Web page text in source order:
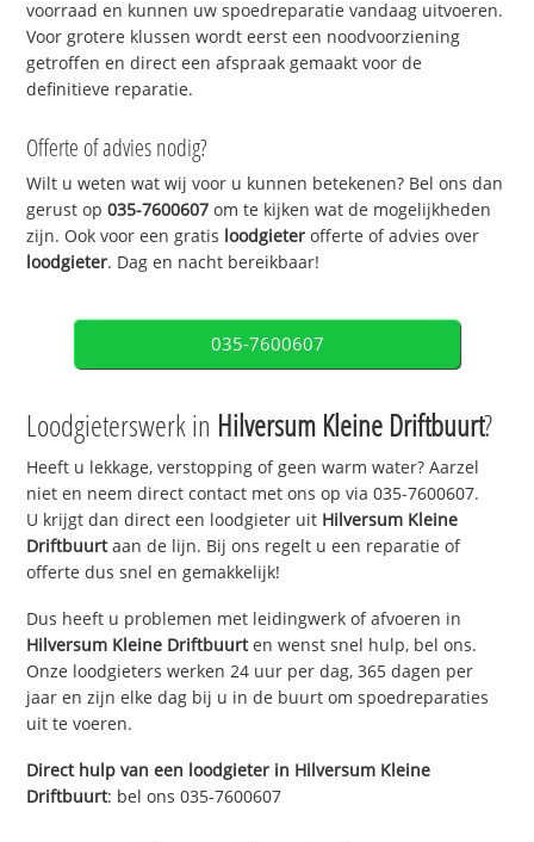
voorraad en kunnen uw spoedreparatie vandaag uitvoeren.
Voor grotere klussen wordt eerst een noodvoorziening
getroffen en direct een afspraak gemaakt voor de
definitieve reparatie.
Offerte of advies nodig?
Wilt u weten wat wij voor u kunnen betekenen? Bel ons dan
gerust op035-7600607 om te kijken wat de mogelijkheden
zijn. Ook voor een gratis loodgieter offerte of advies over
loodgieter. Dag en nacht bereikbaar!
035-7600607
Loodgieterswerk in Hilversum Kleine Driftbuurt?
Heeft u lekkage, verstopping of geen warm water? Aarzel
niet en neem direct contact met ons op via 035-7600607.
U krijgt dan direct een loodgieter uit Hilversum Kleine
Driftbuurtaan de lijn. Bij ons regelt u een reparatie of
offerte dus snel en gemakkelijk!
Dus heeft u problemen met leidingwerk of afvoeren in
Hilversum Kleine Driftbuurten wenst snel hulp, bel ons.
Onze loodgieters werken 24 uur per dag, 365 dagen per
jaar en zijn elke dag bij u in de buurt om spoedreparaties
uit te voeren.
Direct hulp van een loodgieter in Hilversum Kleine
Driftbuurt: bel ons 035-7600607